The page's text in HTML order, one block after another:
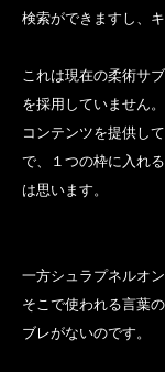
検索ができますし、
これは現在の柔術サ
を採用していません
コンテンツを提供し
で、１つの枠に入れ
は思います。
一方シュラプネルオ
そこで使われる言葉
ブレがないのです。